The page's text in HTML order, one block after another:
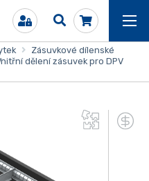
Zásuvkové dílenské
dělení zásuvek pro DPV